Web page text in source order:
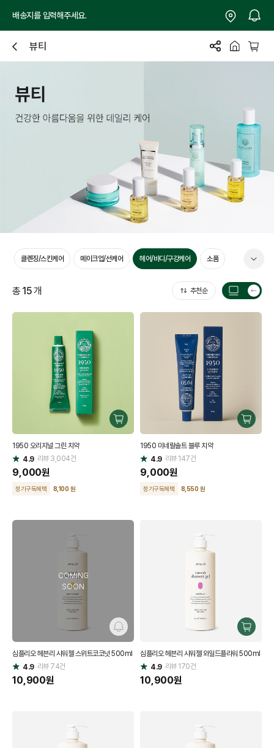
배송지를 입력해주세요.
닫
기
뷰티
클렌징/스킨케어 메이크업/선케어 헤어/바디/구강케어 소품
총15개 추천순
목
구
매
1950 오리지널 그린 치약
별
점
4.9 리뷰3,004건
9,000원
정기구독혜택 8,100 원
구
매
1950 미네랄솔트 블루 치약
별
점
4.9 리뷰147건
9,000원
정기구독혜택 8,550 원
COMING
SOON
알
림
심플리오 헤븐리 샤워젤 스위트코코넛 500ml
별
점
4.9 리뷰74건
10,900원
구
하
심플리오 헤븐리 샤워젤 와일드플라워 500ml
별
점
4.9 리뷰170건
10,900원